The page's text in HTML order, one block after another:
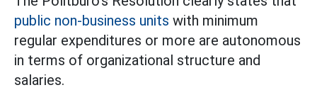
public non-business units with minimum
regular expenditures or more are autonomous
in terms of organizational structure and
salaries.